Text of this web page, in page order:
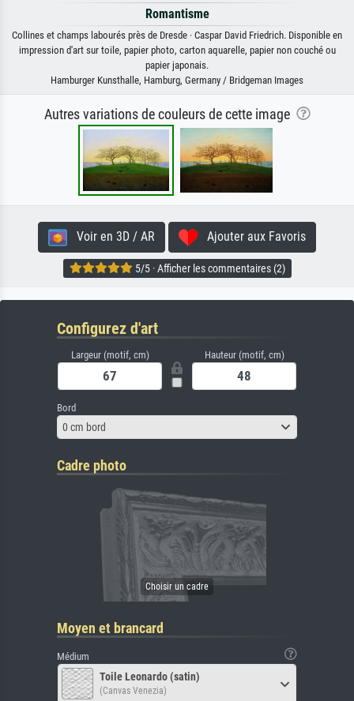
Romantisme
Collines et champs labourés près de Dresde · Caspar David Friedrich. Disponible en
impression d'art sur toile, papier photo, carton aquarelle, papier non couché ou
papier japonais.
Hamburger Kunsthalle, Hamburg, Germany / Bridgeman Images
Autres variations de couleurs de cette image
Voir en 3D / AR Ajouter aux Favoris
5/5 · Afficher les commentaires (2)
Configurez d'art
Largeur (motif, cm) Hauteur (motif, cm)
Bord
0 cm bord
Cadre photo
Moyen et brancard
Médium
Toile Leonardo (satin)
(Canvas Venezia)